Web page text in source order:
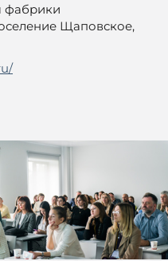
фабрики
Щаповское,